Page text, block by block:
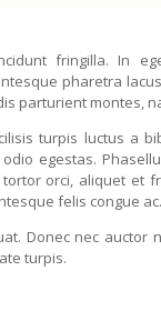
fringilla. In
pharetra
parturient montes,
turpis luctus a
egestas.
orci, aliquet et
felis congue ac.
Donec nec auctor
turpis.